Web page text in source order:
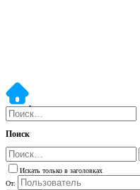
Поиск
Искать только в заголовках
От: